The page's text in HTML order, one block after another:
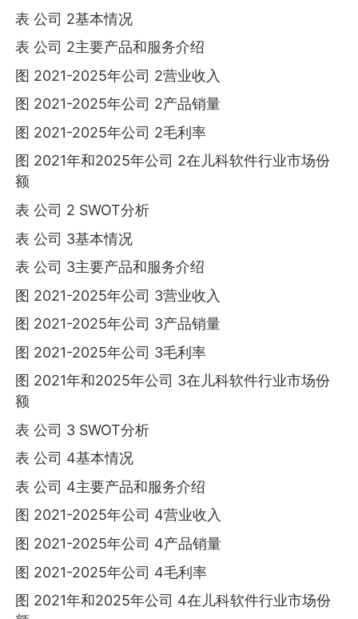
表 公司 2基本情况
表 公司 2主要产品和服务介绍
图 2021-2025年公司 2营业收入
图 2021-2025年公司 2产品销量
图 2021-2025年公司 2毛利率
图 2021年和2025年公司 2在儿科软件行业市场份
额
表 公司 2 SWOT分析
表 公司 3基本情况
表 公司 3主要产品和服务介绍
图 2021-2025年公司 3营业收入
图 2021-2025年公司 3产品销量
图 2021-2025年公司 3毛利率
图 2021年和2025年公司 3在儿科软件行业市场份
额
表 公司 3 SWOT分析
表 公司 4基本情况
表 公司 4主要产品和服务介绍
图 2021-2025年公司 4营业收入
图 2021-2025年公司 4产品销量
图 2021-2025年公司 4毛利率
图 2021年和2025年公司 4在儿科软件行业市场份